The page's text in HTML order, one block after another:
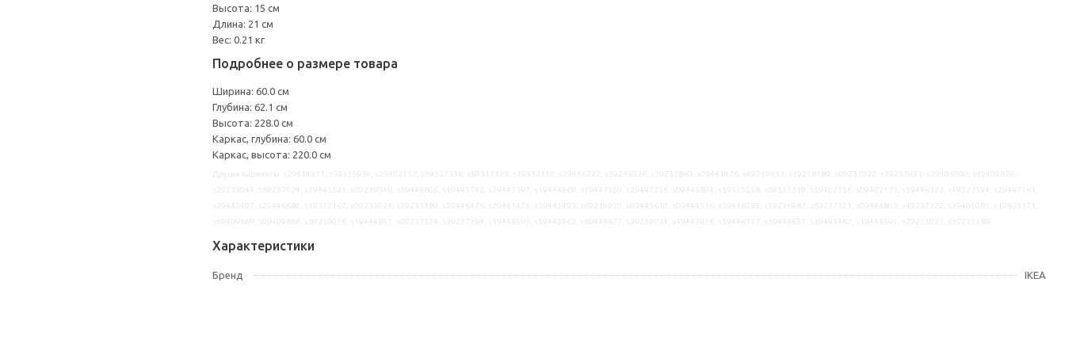
Высота: 15 см
Длина: 21 см
Вес: 0.21 кг
Подробнее о размере товара
Ширина: 60.0 см
Глубина: 62.1 см
Высота: 228.0 см
Каркас, глубина: 60.0 см
Каркас, высота: 220.0 см
Характеристики
Бренд IKEA